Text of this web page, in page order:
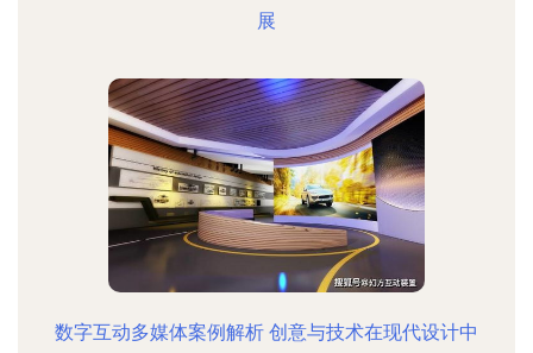
展
数字互动多媒体案例解析 创意与技术在现代设计中